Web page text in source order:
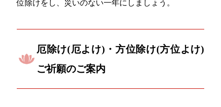
位除けをし、災いのない一年にしましょう。
厄除け(厄よけ)・方位除け(方位よけ)
ご祈願のご案内